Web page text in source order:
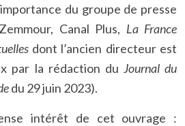
du groupe de presse
Canal Plus, La France
dont l’ancien directeur est
par la rédaction du Journal du
du 29 juin 2023).
intérêt de cet ouvrage :